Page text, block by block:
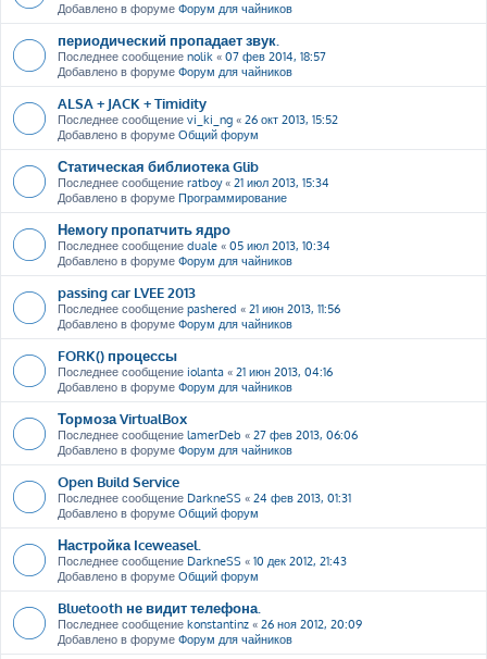
Добавлено в форуме Форум для чайников
периодический пропадает звук.
Последнее сообщение nolik « 07 фев 2014, 18:57
Добавлено в форуме Форум для чайников
ALSA + JACK + Timidity
Последнее сообщение vi_ki_ng « 26 окт 2013, 15:52
Добавлено в форуме Общий форум
Статическая библиотека Glib
Последнее сообщение ratboy« 21 июл 2013, 15:34
Добавлено в форуме Программирование
Немогу пропатчить ядро
Последнее сообщение duale « 05 июл 2013, 10:34
Добавлено в форуме Форум для чайников
passing car LVEE 2013
Последнее сообщение pashered « 21 июн 2013, 11:56
Добавлено в форуме Форум для чайников
FORK() процессы
Последнее сообщение iolanta « 21 июн 2013, 04:16
Добавлено в форуме Форум для чайников
Тормоза VirtualBox
Последнее сообщение lamerDeb « 27 фев 2013, 06:06
Добавлено в форуме Форум для чайников
Open Build Service
Последнее сообщение DarkneSS « 24 фев 2013, 01:31
Добавлено в форуме Общий форум
Настройка Iceweasel.
Последнее сообщение DarkneSS « 10 дек 2012, 21:43
Добавлено в форуме Общий форум
Bluetooth не видит телефона.
Последнее сообщение konstantinz « 26 ноя 2012, 20:09
Добавлено в форуме Форум для чайников